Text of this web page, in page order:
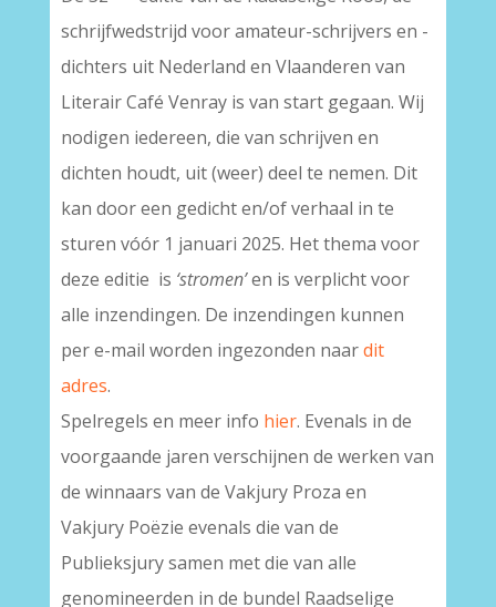
schrijfwedstrijd voor amateur-schrijvers en -
dichters uit Nederland en Vlaanderen van
Literair Café Venray is van start gegaan. Wij
nodigen iedereen, die van schrijven en
dichten houdt, uit (weer) deel te nemen. Dit
kan door een gedicht en/of verhaal in te
sturen vóór 1 januari 2025. Het thema voor
deze editie is ‘stromen’en is verplicht voor
alle inzendingen. De inzendingen kunnen
per e-mail worden ingezonden naardit
adres.
Spelregels en meer info hier. Evenals in de
voorgaande jaren verschijnen de werken van
de winnaars van de Vakjury Proza en
Vakjury Poëzie evenals die van de
Publieksjury samen met die van alle
genomineerden in de bundel Raadselige